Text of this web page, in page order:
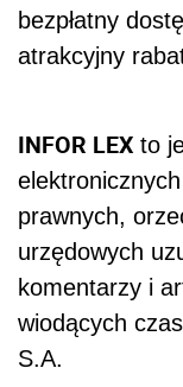
bezpłatny
atrakcyjny
INFOR LEX to
prawnych,
urzędowych
komentarzy i
wiodących
S.A.